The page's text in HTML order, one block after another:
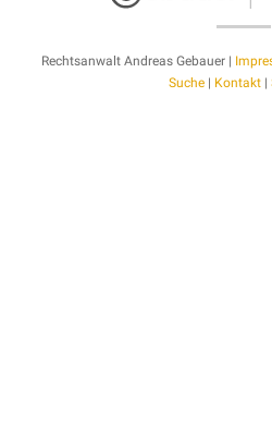
Rechtsanwalt Andreas Gebauer |
Suche| Kontakt|